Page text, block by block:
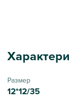
Размер
12*12/35